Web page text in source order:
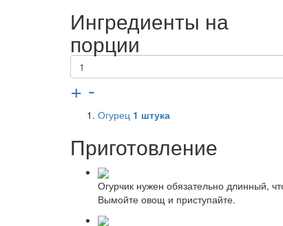
Ингредиенты на
порции
+ -
Огурец 1 штука
Приготовление
Огурчик нужен обязательно длинный,
Вымойте овощ и приступайте.